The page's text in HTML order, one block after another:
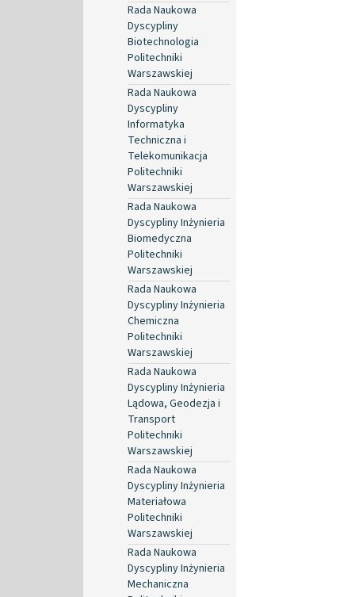
Rada Naukowa
Dyscypliny
Biotechnologia
Politechniki
Warszawskiej
Rada Naukowa
Dyscypliny
Informatyka
Techniczna i
Telekomunikacja
Politechniki
Warszawskiej
Rada Naukowa
Dyscypliny Inżynieria
Biomedyczna
Politechniki
Warszawskiej
Rada Naukowa
Dyscypliny Inżynieria
Chemiczna
Politechniki
Warszawskiej
Rada Naukowa
Dyscypliny Inżynieria
Lądowa, Geodezja i
Transport
Politechniki
Warszawskiej
Rada Naukowa
Dyscypliny Inżynieria
Materiałowa
Politechniki
Warszawskiej
Rada Naukowa
Dyscypliny Inżynieria
Mechaniczna